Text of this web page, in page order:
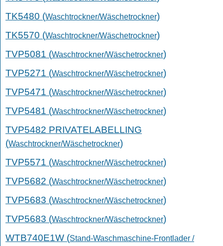
TK5480 (Waschtrockner/Wäschetrockner)
TK5570 (Waschtrockner/Wäschetrockner)
TVP5081 (Waschtrockner/Wäschetrockner)
TVP5271 (Waschtrockner/Wäschetrockner)
TVP5471 (Waschtrockner/Wäschetrockner)
TVP5481 (Waschtrockner/Wäschetrockner)
TVP5482 PRIVATELABELLING
(Waschtrockner/Wäschetrockner)
TVP5571 (Waschtrockner/Wäschetrockner)
TVP5682 (Waschtrockner/Wäschetrockner)
TVP5683 (Waschtrockner/Wäschetrockner)
TVP5683 (Waschtrockner/Wäschetrockner)
WTB740E1W (Stand-Waschmaschine-Frontlader /